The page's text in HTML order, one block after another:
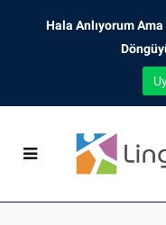
Hala Anlıyorum